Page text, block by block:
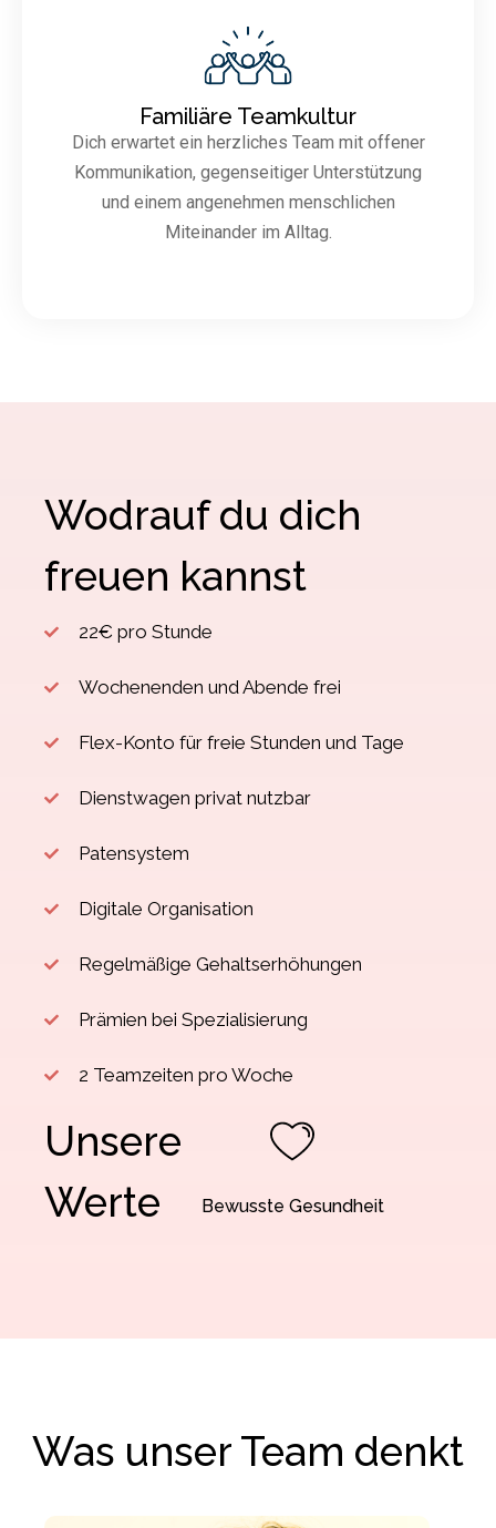
Familiäre Teamkultur
Dich erwartet ein herzliches Team mit offener
Kommunikation, gegenseitiger Unterstützung
und einem angenehmen menschlichen
Miteinander im Alltag.
Wodrauf du dich
freuen kannst
22€ pro Stunde
Wochenenden und Abende frei
Flex-Konto für freie Stunden und Tage
Dienstwagen privat nutzbar
Patensystem
Digitale Organisation
Regelmäßige Gehaltserhöhungen
Prämien bei Spezialisierung
2 Teamzeiten pro Woche
Unsere
Werte
Bewusste Gesundheit
Was unser Team denkt